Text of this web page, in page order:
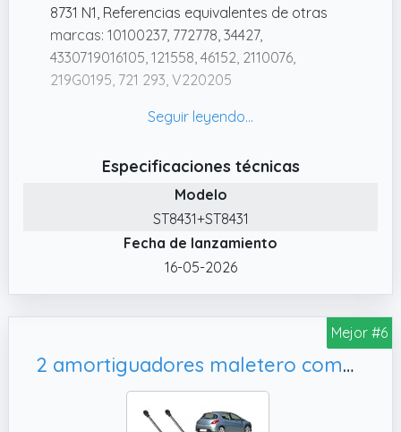
8731 N1, Referencias equivalentes de otras
marcas: 10100237, 772778, 34427,
4330719016105, 121558, 46152, 2110076,
219G0195, 721 293, V220205
compatible para CITROEN XSARA PICASSO
motorizaciones.
✔️ MUELLE APERTURA DEL PORTÓN:
amortiguadores maletero compatibles para
Xsara Picasso
✔️ CARACTERÍSTICAS: Apertura del maletero.
POSICIÓN: maletero.
✔️ Más información sobre este producto al
✔️ PIEZA DE RECAMBIO NUEVA : Pieza nueva
de alta calidad, entregada en su embalaje
original. Garantía 2 años.
Especificaciones técnicas
Modelo
ST8431+ST8431
Fecha de lanzamiento
16-05-2026
Mejor #6
2 amortiguadores maletero compatibles para 308 (1ª generación) (2007-2013) muelle neumático maletero. 8731Q6, 1635441780